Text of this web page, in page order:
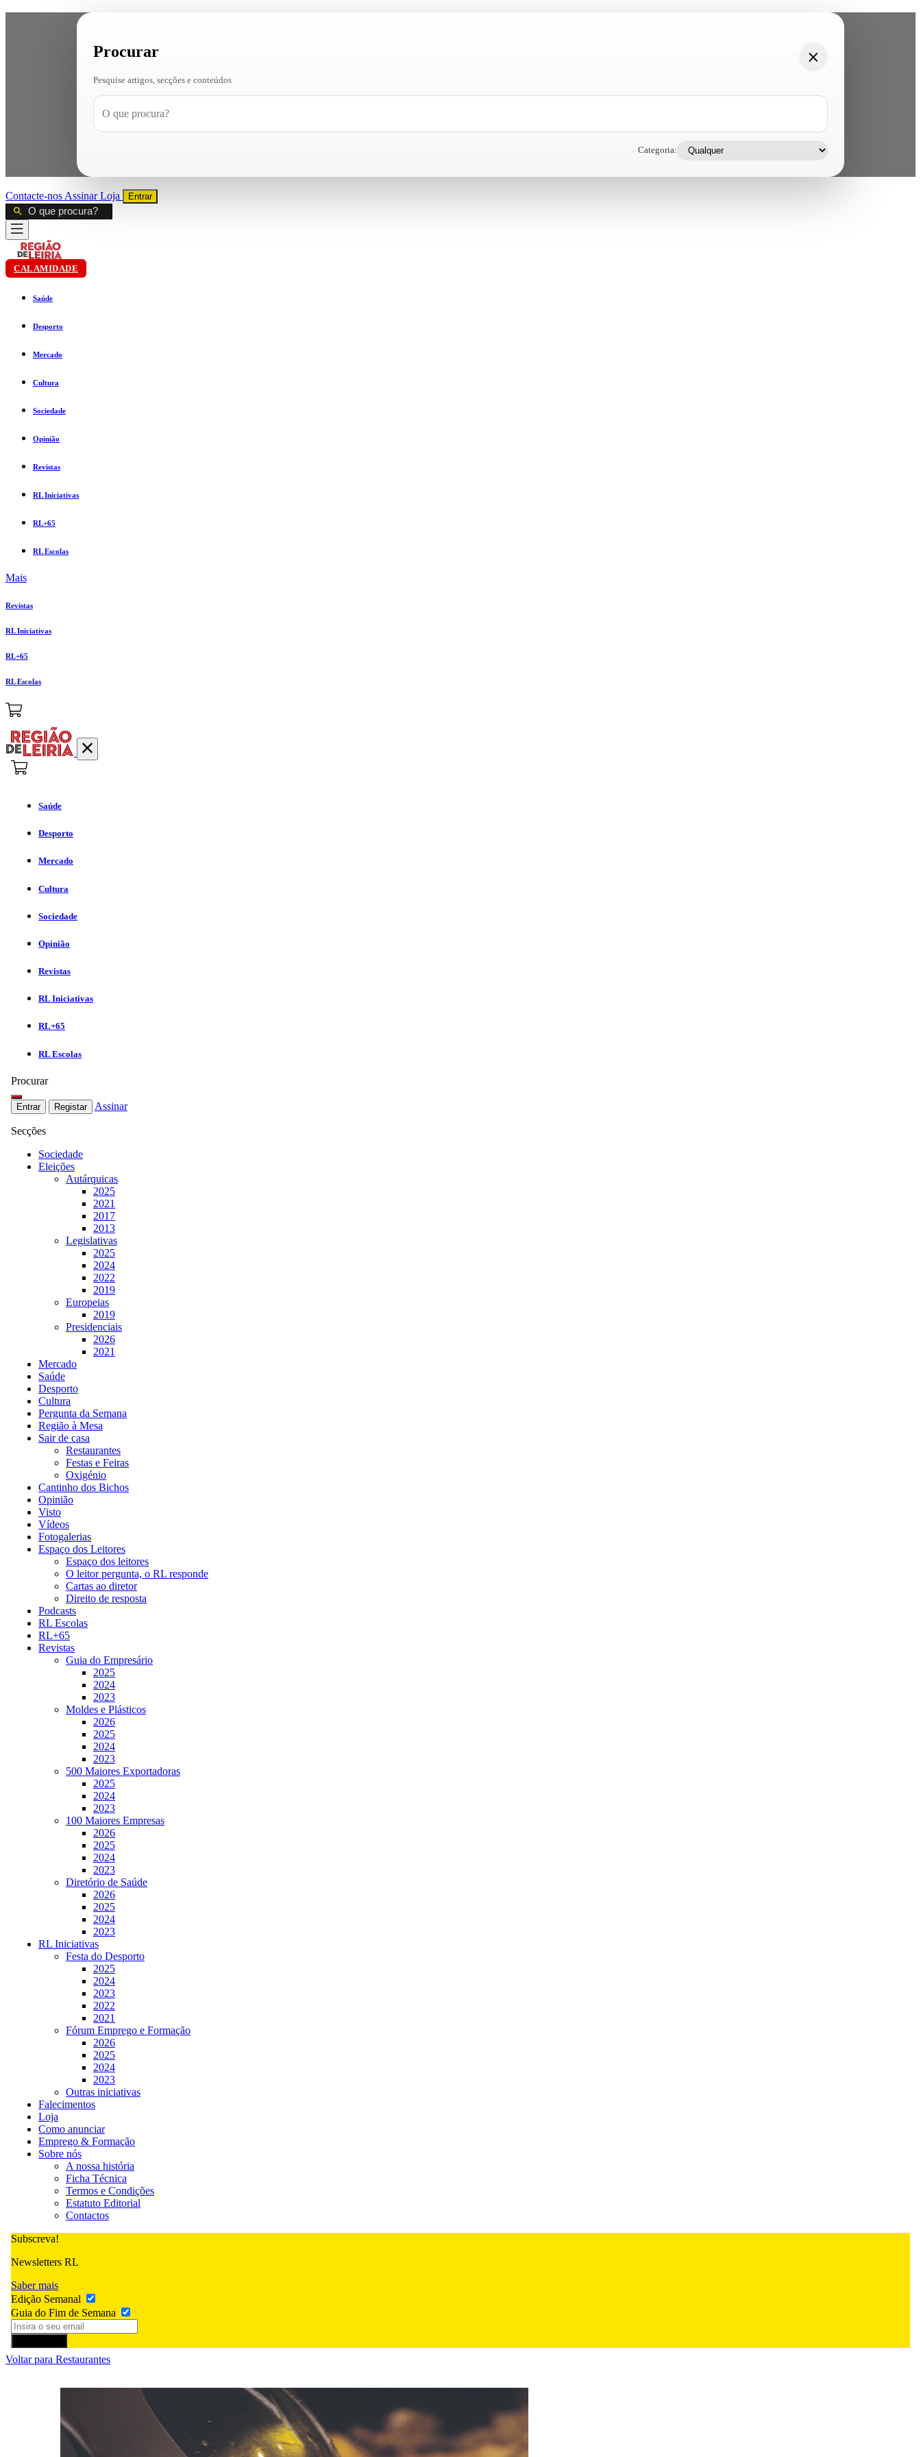
Procurar
Pesquise artigos, secções e conteúdos
Categoria:
Contacte-nos AssinarLoja Entrar
CALAMIDADE
Saúde
Desporto
Mercado
Cultura
Sociedade
Opinião
Revistas
RL Iniciativas
RL+65
RL Escolas
Mais
Revistas
RL Iniciativas
RL+65
RL Escolas
Saúde
Desporto
Mercado
Cultura
Sociedade
Opinião
Revistas
RL Iniciativas
RL+65
RL Escolas
Procurar
Entrar Registar Assinar
Secções
Sociedade
Eleições
Autárquicas
2025
2021
2017
2013
Legislativas
2025
2024
2022
2019
Europeias
2019
Presidenciais
2026
2021
Mercado
Saúde
Desporto
Cultura
Pergunta da Semana
Região à Mesa
Sair de casa
Restaurantes
Festas e Feiras
Oxigénio
Cantinho dos Bichos
Opinião
Visto
Vídeos
Fotogalerias
Espaço dos Leitores
Espaço dos leitores
O leitor pergunta, o RL responde
Cartas ao diretor
Direito de resposta
Podcasts
RL Escolas
RL+65
Revistas
Guia do Empresário
2025
2024
2023
Moldes e Plásticos
2026
2025
2024
2023
500 Maiores Exportadoras
2025
2024
2023
100 Maiores Empresas
2026
2025
2024
2023
Diretório de Saúde
2026
2025
2024
2023
RL Iniciativas
Festa do Desporto
2025
2024
2023
2022
2021
Fórum Emprego e Formação
2026
2025
2024
2023
Outras iniciativas
Falecimentos
Loja
Como anunciar
Emprego & Formação
Sobre nós
A nossa história
Ficha Técnica
Termos e Condições
Estatuto Editorial
Contactos
Subscreva!
Newsletters RL
Saber mais
Edição Semanal
Guia do Fim de Semana
Voltar para Restaurantes